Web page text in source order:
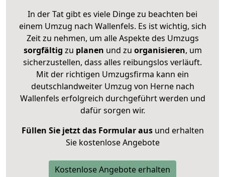
In der Tat gibt es viele Dinge zu beachten bei
einem Umzug nach Wallenfels. Es ist wichtig, sich
Zeit zu nehmen, um alle Aspekte des Umzugs
sorgfältig zu planen und zu organisieren, um
sicherzustellen, dass alles reibungslos verläuft.
Mit der richtigen Umzugsfirma kann ein
deutschlandweiter Umzug von Herne nach
Wallenfels erfolgreich durchgeführt werden und
dafür sorgen wir.
Füllen Sie jetzt das Formular ausund erhalten
Sie kostenlose Angebote
Kostenlose Angebote erhalten